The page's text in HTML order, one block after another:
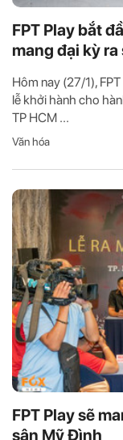
FPT Play bắt
mang đại kỳ
Hôm nay (27/1),
lễ khởi hành cho
TP HCM ...
Văn hóa
FPT Play sẽ
sân Mỹ Đình